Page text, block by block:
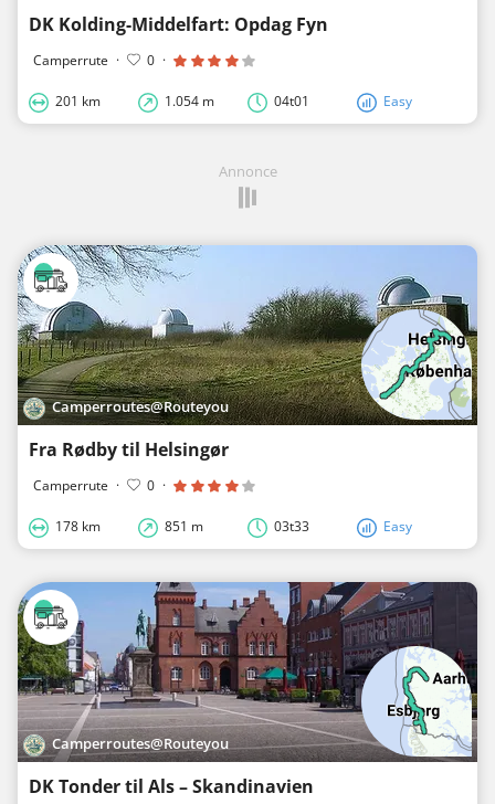
DK Kolding-Middelfart: Opdag Fyn
Camperrute · 0 ·
201 km 1.054 m 04t01 Easy
Annonce
Camperroutes@Routeyou
Fra Rødby til Helsingør
Camperrute · 0 ·
178 km 851 m 03t33 Easy
Camperroutes@Routeyou
DK Tonder til Als – Skandinavien